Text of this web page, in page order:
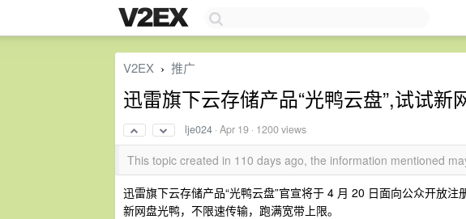
V2EX › 推广
迅雷旗下云存储产品“光鸭云盘”,试试新
lje024 ·Apr 19 · 1200 views
This topic created in 110 days ago, the information mentioned
迅雷旗下云存储产品“光鸭云盘”官宣将于 4 月 20 日面向公众开放注
新网盘光鸭，不限速传输，跑满宽带上限。